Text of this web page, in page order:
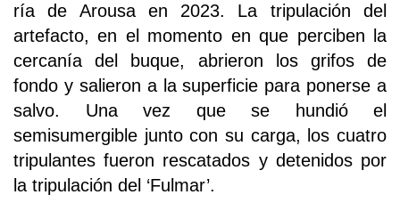
ría de Arousa en 2023. La tripulación del
artefacto, en el momento en que perciben la
cercanía del buque, abrieron los grifos de
fondo y salieron a la superficie para ponerse a
salvo. Una vez que se hundió el
semisumergible junto con su carga, los cuatro
tripulantes fueron rescatados y detenidos por
la tripulación del ‘Fulmar’.